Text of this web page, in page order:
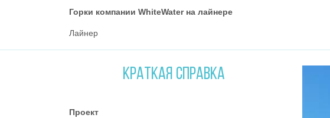
Горки компании WhiteWater на лайнере
Лайнер
КРАТКАЯ СПРАВКА
Проект